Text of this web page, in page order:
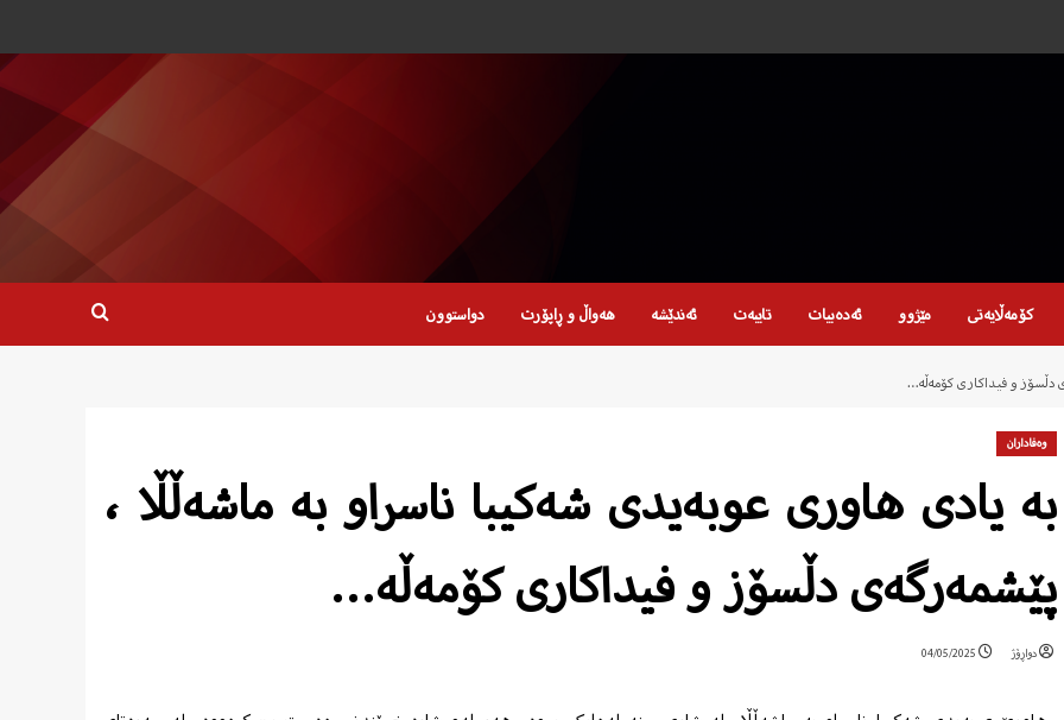
کۆمەڵایەتی مێژوو ئەدەبیات تایبەت ئەندێشە هەواڵ و ڕاپۆرت دواستوون
دڵسۆز و فیداکاری کۆمه‌ڵه‌…
وەفاداران
به‌ یادی هاوری عوبه‌یدی شه‌کیبا ناسراو به‌ ماشه‌ڵڵا ،
پێشمه‌رگه‌ی دڵسۆز و فیداکاری کۆمه‌ڵه‌…
دواڕۆژ 04/05/2025